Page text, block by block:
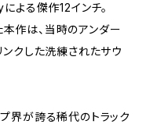
よる傑作12インチ。
作は、当時のアンダー
ンクした洗練されたサウ
界が誇る稀代のトラック